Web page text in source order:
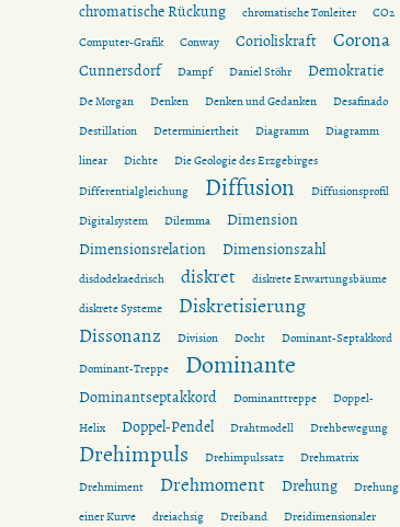
chromatische Rückung chromatische Tonleiter
CO2
Computer-Grafik
Conway Corioliskraft Corona
Cunnersdorf Dampf Daniel Stöhr Demokratie
De Morgan Denken Denken und Gedanken
Desafinado
Destillation
Determiniertheit Diagramm
Diagramm
linear
Dichte
Die Geologie des Erzgebirges
Differentialgleichung
Diffusion
Diffusionsprofil
Digitalsystem
Dilemma
Dimension
Dimensionsrelation
Dimensionszahl
disdodekaedrisch diskret
diskrete Erwartungsbäume
diskrete Systeme
Diskretisierung
Dissonanz Division Docht
Dominant-Septakkord
Dominant-Treppe
Dominante
Dominantseptakkord Dominanttreppe
Doppel-
Helix
Doppel-Pendel Drahtmodell Drehbewegung
Drehimpuls Drehimpulssatz
Drehmatrix
Drehmiment
Drehmoment Drehung
Drehung
einer Kurve
dreiachsig Dreiband
Dreidimensionaler